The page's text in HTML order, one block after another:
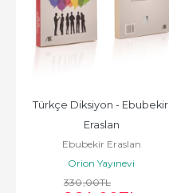
Türkçe Diksiyon - Ebubekir
Eraslan
Ebubekir Eraslan
Orion Yayınevi
330,00TL